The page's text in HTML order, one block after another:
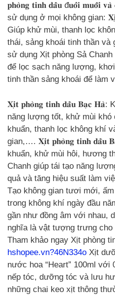
𝐩𝐡𝐨̀𝐧𝐠 𝐭𝐢𝐧𝐡 𝐝𝐚̂̀𝐮 đ𝐮𝐨̂̉𝐢 𝐦𝐮𝐨̂̃𝐢
sử dụng ở mọi không gian:
Giúp khử mùi, thanh lọc
thái, sảng khoái tinh thần và
sử dụng Xịt phòng Sả
để lọc sạch năng lượng,
tinh thần sảng khoái để làm
𝐗𝐢̣𝐭 𝐩𝐡𝐨̀𝐧𝐠 𝐭𝐢𝐧𝐡 𝐝𝐚̂̀𝐮 𝐁𝐚̣𝐜 𝐇𝐚̀:
năng lượng tốt, khử mùi khó
khuẩn, thanh lọc không khí
gian,…. 𝐗𝐢̣𝐭 𝐩𝐡𝐨̀𝐧𝐠 𝐭𝐢𝐧𝐡 𝐝𝐚̂̀𝐮
khuẩn, khử mùi hôi, hương
Chanh giúp tái tạo năng
quả và tăng hiệu suất làm
Tạo không gian tươi mới,
trong không khí ngày đầu
gần như đồng âm với nhau,
nghĩa là vật tượng trưng
Tham khảo ngay Xịt phòng
hshopee.vn?46N334o Xịt
nước hoa “Heart” 100ml với
nếp tóc, dưỡng tóc và lưu
những chai keo xịt thông